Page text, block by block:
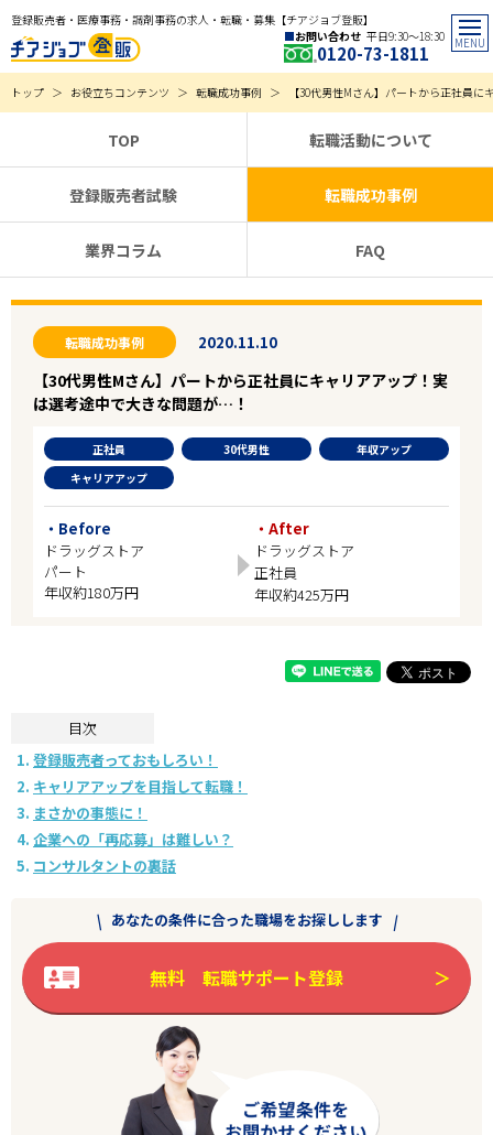
登録販売者・医療事務・調剤事務の求人・転職・募集【チアジョブ登販】
お問い合わせ 平日9:30〜18:30
0120-73-1811
トップ お役立ちコンテンツ 転職成功事例 【30代男性Mさん】パートから正社員
TOP 転職活動について
登録販売者試験 転職成功事例
業界コラム FAQ
転職成功事例 2020.11.10
【30代男性Mさん】パートから正社員にキャリアアップ！実
は選考途中で大きな問題が…！
正社員 30代男性
年収アップ
キャリアアップ
・Before
ドラッグストア
パート
年収約180万円
・After
ドラッグストア
正社員
年収約425万円
目次
登録販売者っておもしろい！
キャリアアップを目指して転職！
まさかの事態に！
企業への「再応募」は難しい？
コンサルタントの裏話
あなたの条件に合った職場をお探しします
無料 転職サポート登録